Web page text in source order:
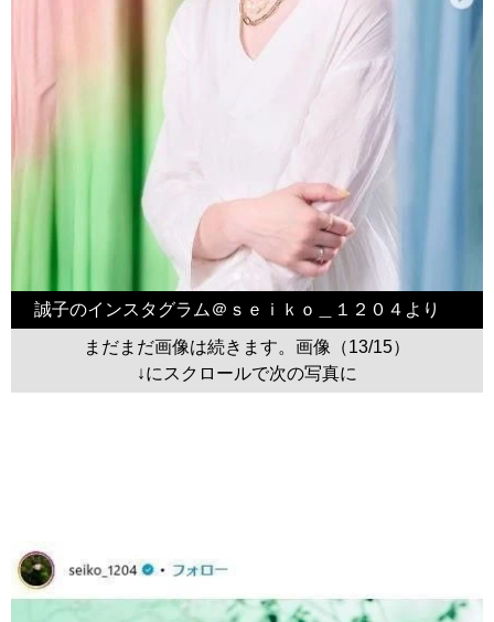
誠子のインスタグラム＠ｓｅｉｋｏ＿１２０４より
まだまだ画像は続きます。画像（13/15）
↓にスクロールで次の写真に